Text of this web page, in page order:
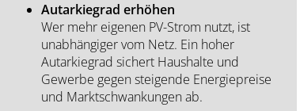
Autarkiegrad erhöhen
Wer mehr eigenen PV-Strom nutzt, ist
unabhängiger vom Netz. Ein hoher
Autarkiegrad sichert Haushalte und
Gewerbe gegen steigende Energiepreise
und Marktschwankungen ab.